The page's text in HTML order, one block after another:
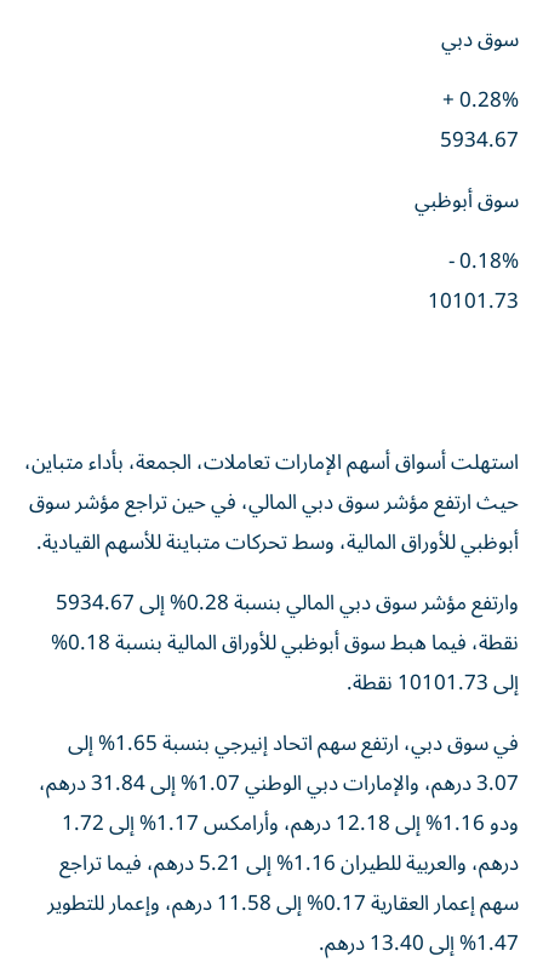
سوق دبي
0.28% +
5934.67
سوق أبوظبي
0.18% -
10101.73
استهلت أسواق أسهم الإمارات تعاملات، الجمعة، بأداء متباين،
حيث ارتفع مؤشر سوق دبي المالي، في حين تراجع مؤشر سوق
أبوظبي للأوراق المالية، وسط تحركات متباينة للأسهم القيادية.
وارتفع مؤشر سوق دبي المالي بنسبة 0.28% إلى 5934.67
نقطة، فيما هبط سوق أبوظبي للأوراق المالية بنسبة 0.18%
إلى 10101.73 نقطة.
في سوق دبي، ارتفع سهم اتحاد إنيرجي بنسبة 1.65% إلى
3.07 درهم، والإمارات دبي الوطني 1.07% إلى 31.84 درهم،
ودو 1.16% إلى 12.18 درهم، وأرامكس 1.17% إلى 1.72
درهم، والعربية للطيران 1.16% إلى 5.21 درهم، فيما تراجع
سهم إعمار العقارية 0.17% إلى 11.58 درهم، وإعمار للتطوير
1.47% إلى 13.40 درهم.